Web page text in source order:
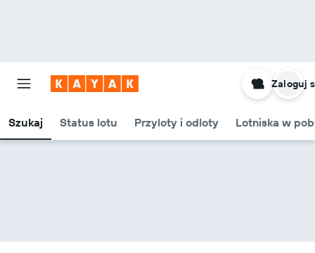
Szukaj Status lotu Przyloty i odloty Lotniska w
Zaloguj